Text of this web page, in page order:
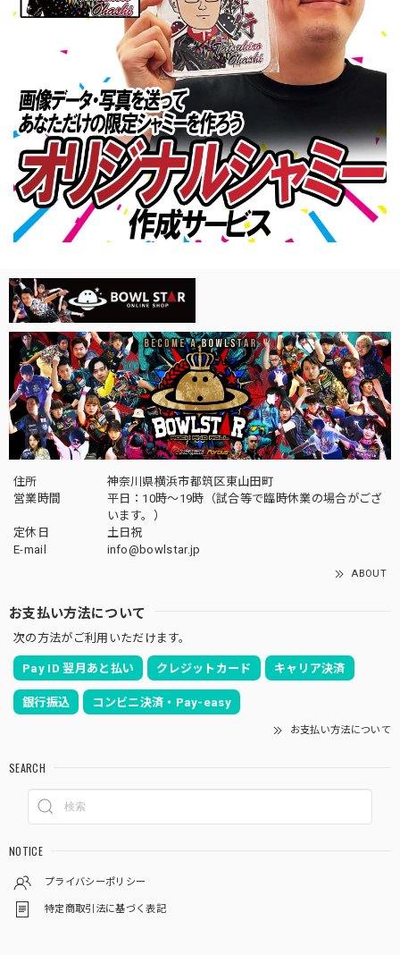
住所
神奈川県横浜市都筑区東山田町
営業時間
平日：10時～19時（試合等で臨時休業の場合がござ
います。）
定休日
土日祝
E-mail
info@bowlstar.jp
ABOUT
お支払い方法について
次の方法がご利用いただけます。
Pay ID 翌月あと払い クレジットカード キャリア決済
銀行振込 コンビニ決済・Pay-easy
お支払い方法について
SEARCH
NOTICE
プライバシーポリシー
特定商取引法に基づく表記